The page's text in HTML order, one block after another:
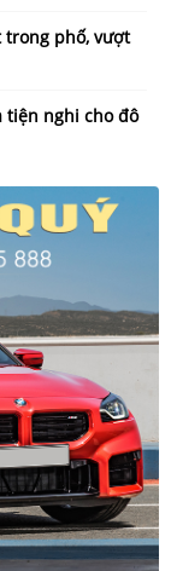
trong phố, vượt
tiện nghi cho đô